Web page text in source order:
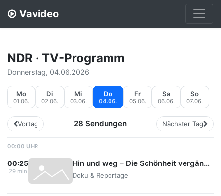
Vavideo
NDR · TV-Programm
Donnerstag, 04.06.2026
Mo
01.06.
Di
02.06.
Mi
03.06.
Do
04.06.
Fr
05.06.
Sa
06.06.
So
07.06.
Vortag 28 Sendungen Nächster Tag
00:00 UHR
00:25
29 min
Hin und weg – Die Schönheit vergänglicher Kunst
Doku & Reportage